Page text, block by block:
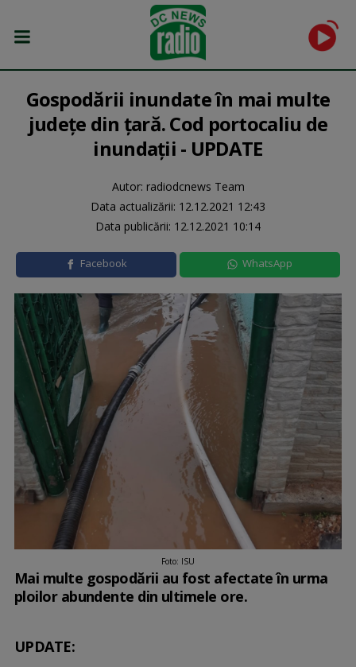
Gospodării inundate în mai multe
județe din țară. Cod portocaliu de
inundații - UPDATE
Autor: radiodcnews Team
Data actualizării: 12.12.2021 12:43
Data publicării: 12.12.2021 10:14
Facebook WhatsApp
Foto: ISU
Mai multe gospodării au fost afectate în urma
ploilor abundente din ultimele ore.
UPDATE: